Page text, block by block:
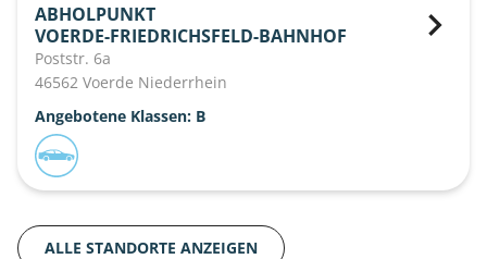
ABHOLPUNKT
VOERDE-FRIEDRICHSFELD-BAHNHOF
Poststr. 6a
46562 Voerde Niederrhein
Angebotene Klassen: B
ALLE STANDORTE ANZEIGEN